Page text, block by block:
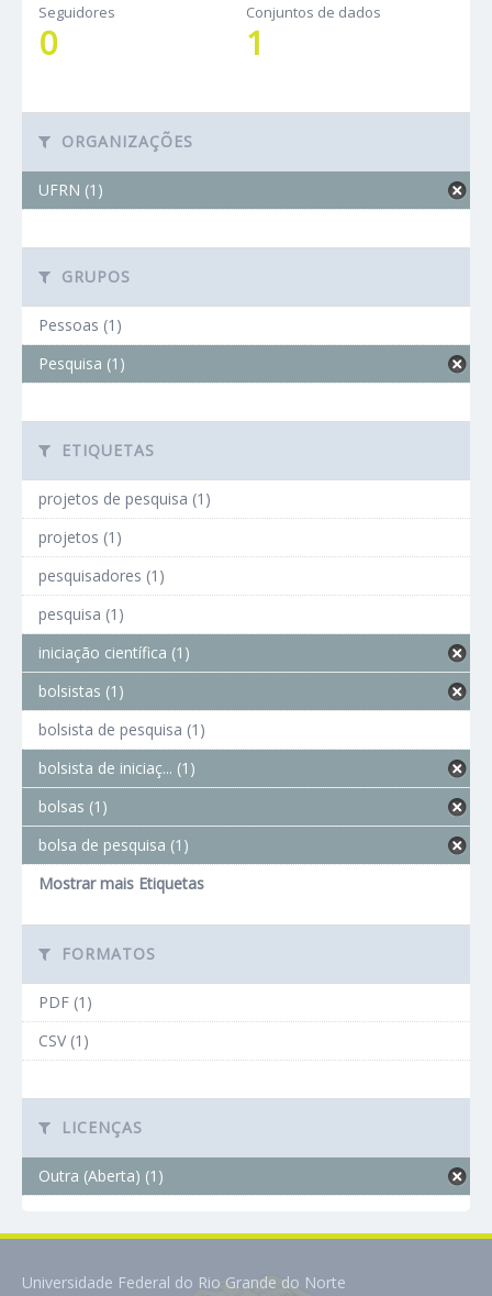
Seguidores
0
Conjuntos de dados
1
ORGANIZAÇÕES
UFRN (1)
GRUPOS
Pessoas (1)
Pesquisa (1)
ETIQUETAS
projetos de pesquisa (1)
projetos (1)
pesquisadores (1)
pesquisa (1)
iniciação científica (1)
bolsistas (1)
bolsista de pesquisa (1)
bolsista de iniciaç... (1)
bolsas (1)
bolsa de pesquisa (1)
Mostrar mais Etiquetas
FORMATOS
PDF (1)
CSV (1)
LICENÇAS
Outra (Aberta) (1)
Universidade Federal do Rio Grande do Norte